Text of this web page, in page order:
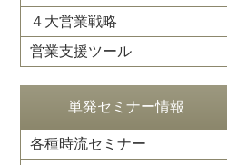
４大営業戦略
営業支援ツール
単発セミナー情報
各種時流セミナー